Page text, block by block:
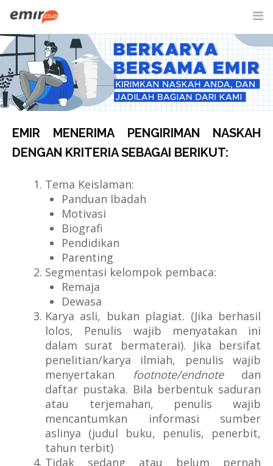
content
SITE SEARCH
EMIR MENERIMA PENGIRIMAN NASKAH
DENGAN KRITERIA SEBAGAI BERIKUT:
Tema Keislaman:
Panduan Ibadah
Motivasi
Biografi
Pendidikan
Parenting
Segmentasi kelompok pembaca:
Remaja
Dewasa
Karya asli, bukan plagiat. (Jika berhasil
lolos, Penulis wajib menyatakan ini
dalam surat bermaterai). Jika bersifat
penelitian/karya ilmiah, penulis wajib
menyertakan
footnote/endnotedan
daftar pustaka. Bila berbentuk saduran
atau terjemahan, penulis wajib
mencantumkan informasi sumber
aslinya (judul buku, penulis, penerbit,
tahun terbit)
Tidak sedang atau belum pernah